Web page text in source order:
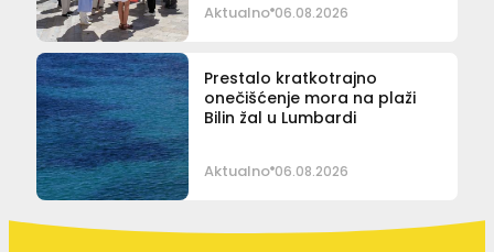
Aktualno 06.08.2026
Prestalo kratkotrajno
onečišćenje mora na plaži
Bilin žal u Lumbardi
Aktualno 06.08.2026